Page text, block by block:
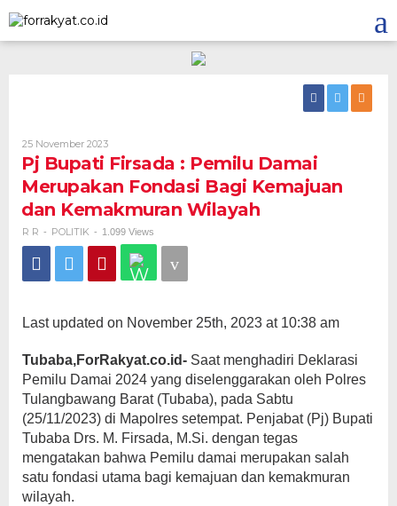
to
content
25 November 2023Oleh
R
R
Pj Bupati Firsada : Pemilu Damai
Merupakan Fondasi Bagi Kemajuan
dan Kemakmuran Wilayah
R R - POLITIK - 1.099 Views
Last updated on November 25th, 2023 at 10:38 am
Tubaba,ForRakyat.co.id- Saat menghadiri Deklarasi
Pemilu Damai 2024 yang diselenggarakan oleh Polres
Tulangbawang Barat (Tubaba), pada Sabtu
(25/11/2023) di Mapolres setempat. Penjabat (Pj) Bupati
Tubaba Drs. M. Firsada, M.Si. dengan tegas
mengatakan bahwa Pemilu damai merupakan salah
satu fondasi utama bagi kemajuan dan kemakmuran
wilayah.